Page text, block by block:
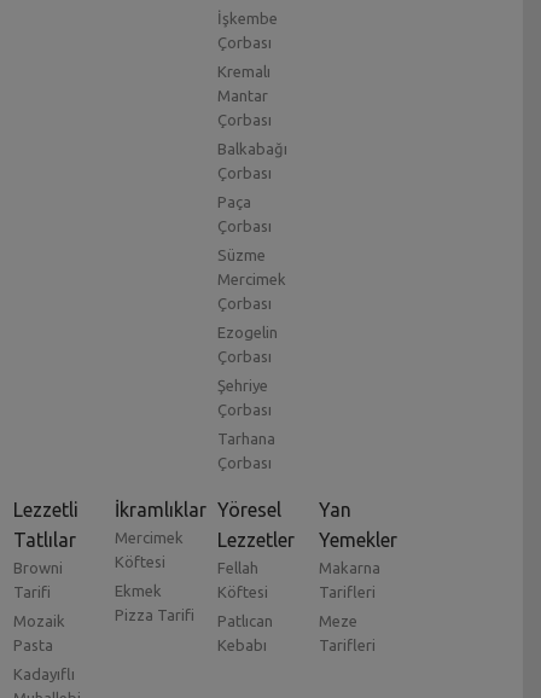
İşkembe
Çorbası
Kremalı
Mantar
Çorbası
Balkabağı
Çorbası
Paça
Çorbası
Süzme
Mercimek
Çorbası
Ezogelin
Çorbası
Şehriye
Çorbası
Tarhana
Çorbası
Lezzetli
Tatlılar
Browni
Tarifi
Mozaik
Pasta
Kadayıflı
İkramlıklar
Mercimek
Köftesi
Ekmek
Pizza Tarifi
Yöresel
Lezzetler
Fellah
Köftesi
Patlıcan
Kebabı
Yan
Yemekler
Makarna
Tarifleri
Meze
Tarifleri